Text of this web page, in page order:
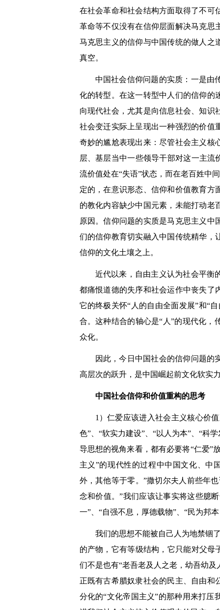
在社会革命和社会结构方面取得了不可
革命等不仅没有在信仰层面解决马克思
马克思主义的信仰与中国传统的做人之
真空。
中国社会信仰问题的实质：一是由
化的转型。在这一转型中人们的信仰的
向现代社会，尤其是向信息社会、知
社会变迁实际上呈现出一种强烈的价值
奇妙的尴尬表现出来：尽管社会主义核
层、基层当中一些领导干部对这一主
流价值处在“失语”状态，而在老百姓中
定的，在意识形态、信仰和价值教育
的教化内容缺少中国元素，未能打动
原因。信仰问题的实质是马克思主义
们的信仰教育切实融入中国传统精华，
信仰的文化土壤之上。
近代以来，自由主义认为社会平衡
都痛恨道德的失序和社会运作中丧失了
它的终极关怀“人的自由全面发展”和“
合。这种结合的轴心是“人”的现代化
众化。
因此，今日中国社会的信仰问题的
高层次的跃升，是中国崛起前文化软实
中国社会信仰和价值重构的思考
1）仁爱应该进入社会主义核心价
色”、“软实力建设”、“以人为本”、“科
导思想的视角来看，都有必要将“仁爱”
主义”的现代性的过程中中国文化、中
外，其他等于零。”撒切尔夫人前些年
念和价值。”我们应该让事实将这些臆
一”、“自强不息，厚德载物”、“民为邦
我们的思想不能被自己人为地禁锢
的产物，它有等级结构，它只能对父母
们不是也有“老吾老及人之老，幼吾幼
正既有古希腊奴隶社会的民主、自由
分化的“文化帝国主义”的那种用来打